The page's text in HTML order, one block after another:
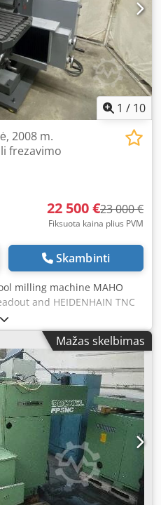
1 / 10
2008 m.
frezavimo
22 500 €23 000 €
Fiksuota kaina plius PVM
Skambinti
milling machine MAHO
and HEIDENHAIN TNC
80983, year of
was overhauled by MMD
rarely used in an
workshop. Travel X:
Table size: 1050 x 627 mm
speed: 40-2000 rpm, 18
mm/min, stepless Feed
Dcjdov Amryopfx Ac
m/min Rapid traverse Y
100 mm Quill feed
/ 0.12 / 0.2 mm/rev Quill
drive: 5.5 kW Power
kW Equipment/features: -
Mažas skelbimas